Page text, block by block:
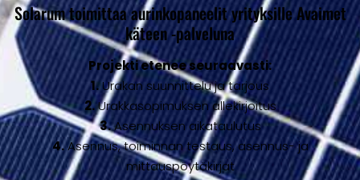
Solarum toimittaa aurinkopaneelit yrityksille Avaimet
käteen -palveluna
Projekti etenee seuraavasti:
1.Urakan suunnittelu ja tarjous
2.Urakkasopimuksen allekirjoitus
3.Asennuksen aikataulutus
4.Asennus, toiminnan testaus, asennus- ja
mittauspöytäkirjat